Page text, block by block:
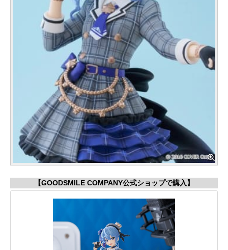
【GOODSMILE COMPANY公式ショップで購入】